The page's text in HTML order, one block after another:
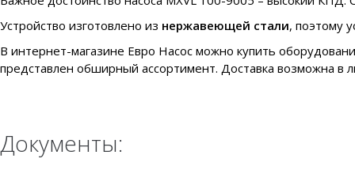
Устройство изготовлено из нержавеющей стали, поэтому
В интернет-магазине Евро Насос можно купить
представлен обширный ассортимент. Доставка возможна в
Документы: